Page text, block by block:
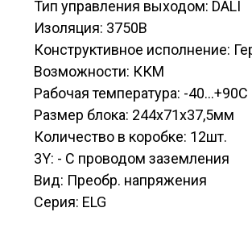
Тип управления выходом: DALI
Изоляция: 3750В
Конструктивное исполнение:
Возможности: ККМ
Рабочая температура: -40...+90С
Размер блока: 244х71х37,5мм
Количество в коробке: 12шт.
3Y: - C проводом заземления
Вид: Преобр. напряжения
Серия: ELG